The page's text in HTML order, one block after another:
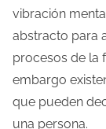
p
o
d
e
l
e
vibración
abstracto para
procesos de la
embargo
que pueden
una persona.